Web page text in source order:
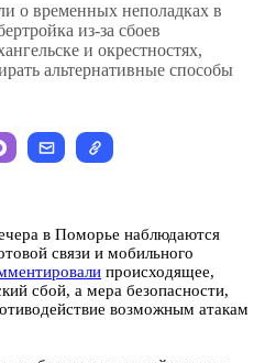
о временных неполадках в
из-за сбоев
и окрестностях,
альтернативные способы
в Поморье наблюдаются
связи и мобильного
происходящее,
сбой, а мера безопасности,
возможным атакам